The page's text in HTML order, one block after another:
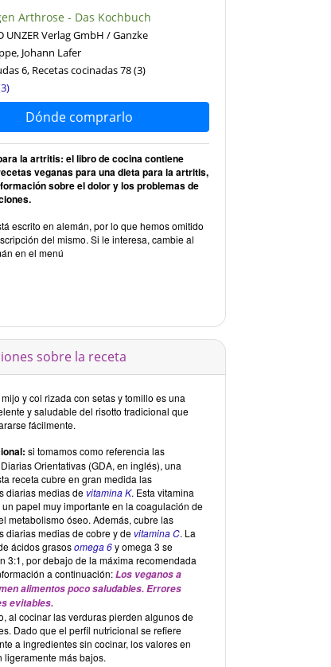
Arthrose - Das Kochbuch
UNZER Verlag GmbH / Ganzke
Johann Lafer
6, Recetas cocinadas 78(3)
Dónde comprarlo
la artritis: el libro de cocina contiene
veganas para una dieta para la artritis,
sobre el dolor y los problemas de
escrito en alemán, por lo que hemos omitido
del mismo. Si le interesa, cambie al
en el menú
sobre la receta
y col rizada con setas y tomillo es una
y saludable del risotto tradicional que
fácilmente.
si tomamos como referencia las
Orientativas (GDA, en inglés), una
receta cubre en gran medida las
diarias medias de vitamina K. Esta vitamina
papel muy importante en la coagulación de
metabolismo óseo. Además, cubre las
diarias medias de cobre y de vitamina C. La
ácidos grasosomega 6y omega 3 se
3:1, por debajo de la máxima recomendada
a continuación:Los veganos a
alimentos poco saludables. Errores
evitables.
al cocinar las verduras pierden algunos de
Dado que el perfil nutricional se refiere
a ingredientes sin cocinar, los valores en
ligeramente más bajos.